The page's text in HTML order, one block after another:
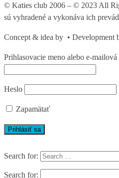
© Katies club 2006 – © 2023 All
sú vyhradené a vykonáva ich
Concept & idea by • Development
Prihlasovacie meno alebo e-mailová
Heslo
Zapamätať
Search for:
Search for: